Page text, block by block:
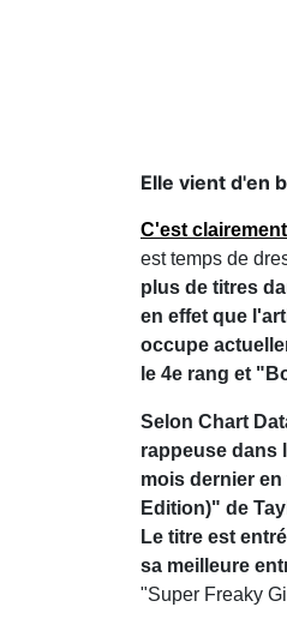
Elle vient d'en
C'est
est temps de
plus de titres
en effet que
occupe
le 4e rang et
Selon Chart
rappeuse dans
mois dernier
Edition)" de
Le titre est
sa meilleure
"Super Freaky